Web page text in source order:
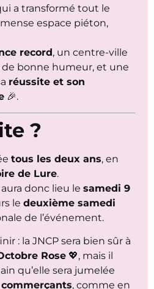
a transformé tout le
espace piéton,
record, un centre-ville
bonne humeur, et une
réussite et son
🎉.
?
tous les deux ans, en
de Lure.
donc lieu le samedi 9
le deuxième samedi
de l’événement.
: la JNCP sera bien sûr à
Rose 💖, mais il
qu’elle sera jumelée
, comme en